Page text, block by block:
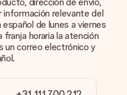
por ti.
en nuestro editor. ¿Es
imagen de un formato
en contacto con
crear el regalo que
relevante del
de lunes a viernes
horaria la atención
un correo electrónico y